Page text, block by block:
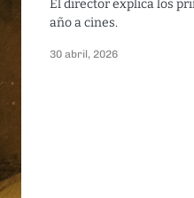
El director explica los
año a cines.
30 abril, 2026